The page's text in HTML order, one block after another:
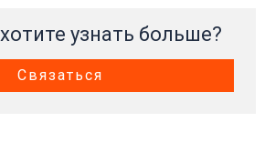
узнать больше?
Связаться